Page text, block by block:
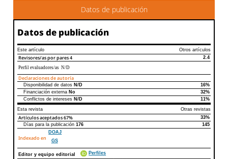
Datos de publicación
Datos de publicación
Este artículo Otros artículos
Revisores/as por pares4
2.4
Perfil evaluadores/as N/D
Declaraciones de autoría
Declaraciones de autoríaEste artículo
Disponibilidad de datos N/D
16%
Financiación externa No
32%
Conflictos de intereses N/D
11%
Esta revista
Otras revistas
Artículos aceptados67%
33%
Días para la publicación176 145
Indexado en
DOAJ
GS
Editor y equipo editorial
Perfiles